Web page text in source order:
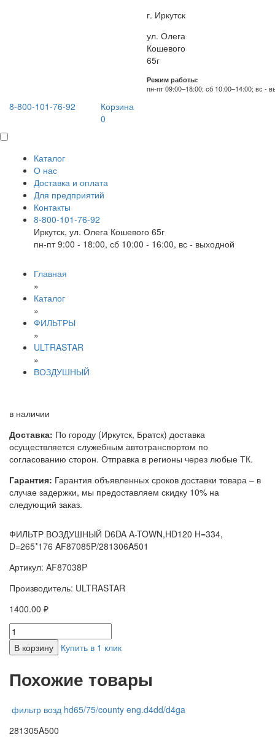
г. Иркутск
ул. Олега
Кошевого
65г
Режим работы:
пн-пт 09:00–18:00; сб 10:00–14:00; вс -
8-800-101-76-92
Корзина
0
Каталог
О нас
Доставка и оплата
Для предприятий
Контакты
8-800-101-76-92
Иркутск, ул. Олега Кошевого 65г
пн-пт 9:00 - 18:00, сб 10:00 - 16:00, вс - выходной
Главная
»
Каталог
»
ФИЛЬТРЫ
»
ULTRASTAR
»
ВОЗДУШНЫЙ
в наличии
Доставка: По городу (Иркутск, Братск) доставка
осуществляется служебным автотранспортом по
согласованию сторон. Отправка в регионы через любые ТК.
Гарантия: Гарантия объявленных сроков доставки товара – в
случае задержки, мы предоставляем скидку 10% на
следующий заказ.
ФИЛЬТР ВОЗДУШНЫЙ D6DA A-TOWN,HD120 H=334,
D=265*176 AF87085P/281306A501
Артикул: AF87038P
Производитель: ULTRASTAR
1400.00 ₽
В корзину Купить в 1 клик
Похожие товары
фильтр возд hd65/75/county eng.d4dd/d4ga
281305A500